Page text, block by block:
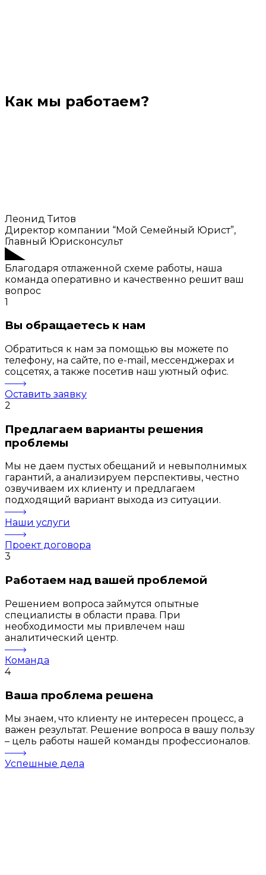
Как мы работаем?
Леонид Титов
Директор компании “Мой Семейный Юрист”,
Главный Юрисконсульт
Благодаря отлаженной схеме работы, наша
команда оперативно и качественно решит ваш
вопрос
1
Вы обращаетесь к нам
Обратиться к нам за помощью вы можете по
телефону, на сайте, по e-mail, мессенджерах и
соцсетях, а также посетив наш уютный офис.
Оставить заявку
2
Предлагаем варианты решения
проблемы
Мы не даем пустых обещаний и невыполнимых
гарантий, а анализируем перспективы, честно
озвучиваем их клиенту и предлагаем
подходящий вариант выхода из ситуации.
Наши услуги
Проект договора
3
Работаем над вашей проблемой
Решением вопроса займутся опытные
специалисты в области права. При
необходимости мы привлечем наш
аналитический центр.
Команда
4
Ваша проблема решена
Мы знаем, что клиенту не интересен процесс, а
важен результат. Решение вопроса в вашу пользу
– цель работы нашей команды профессионалов.
Успешные дела